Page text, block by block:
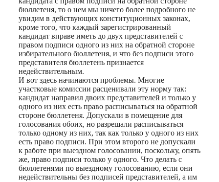
бюллетеня, то о нем мы ничего более подробного не
увидим в действующих конституционных законах,
кроме того, что каждый зарегистрированный
кандидат вправе иметь до двух представителей с
правом подписи одного из них на обратной стороне
избирательного бюллетеня, и что без подписи этого
представителя бюллетень признается
недействительным.
И вот здесь начинаются проблемы. Многие
участковые комиссии расценивали эту норму так:
кандидат направил двоих представителей и только у
одного из них есть право расписываться на обратной
стороне бюллетеня. Допускали в помещение для
голосования обоих, но разрешали расписываться
только одному из них, так как только у одного из них
есть право подписи. При этом второго не допускали
к работе при выездном голосовании, поскольку, опять
же, право подписи только у одного. Что делать с
бюллетенями по выездному голосованию, если они
недействительны без подписей представителей, а им